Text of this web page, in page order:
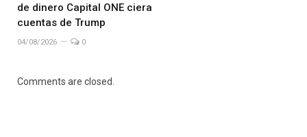
de dinero Capital ONE ciera
cuentas de Trump
04/08/2026 0
Comments are closed.